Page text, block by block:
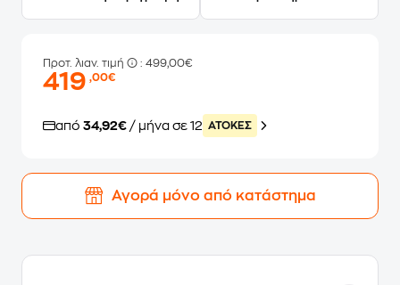
Προτ. λιαν. τιμή : 499,00€
419,00€
από 34,92€ / μήνα σε 12 ATOKEΣ
Αγορά μόνο από κατάστημα